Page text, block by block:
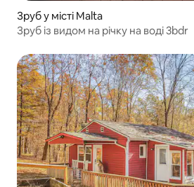
Зруб у місті Malta
Зруб із видом на річку на воді 3bdr